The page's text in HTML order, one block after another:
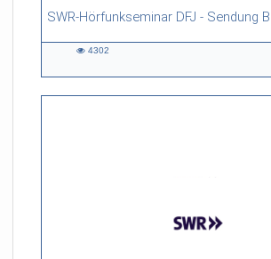
SWR-Hörfunkseminar DFJ - Sendung B
26:48 duration
4302